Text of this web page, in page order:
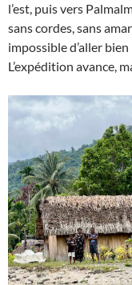
l’est, puis vers
sans cordes, sans
impossible d’aller
L’expédition avance,